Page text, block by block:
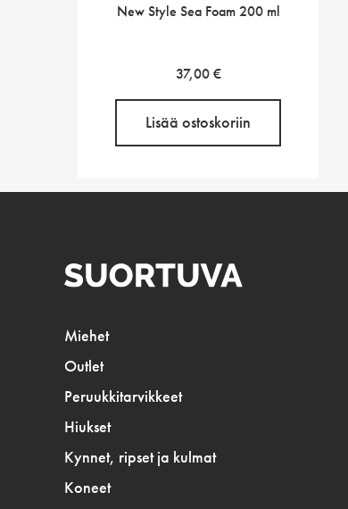
New Style Sea Foam 200 ml
37,00€
Lisää ostoskoriin
Miehet
Outlet
Peruukkitarvikkeet
Hiukset
Kynnet, ripset ja kulmat
Koneet